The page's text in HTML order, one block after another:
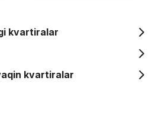
kvartiralar
kvartiralar